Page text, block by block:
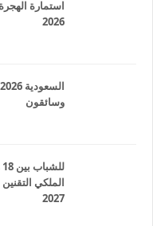
2026
وسائقون
2027